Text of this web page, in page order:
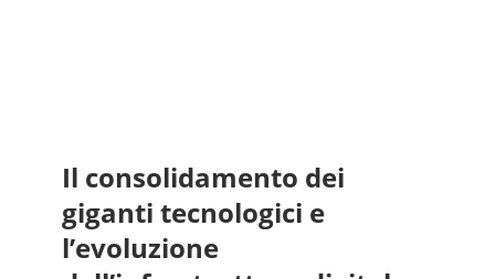
Il consolidamento dei
giganti tecnologici e
l’evoluzione